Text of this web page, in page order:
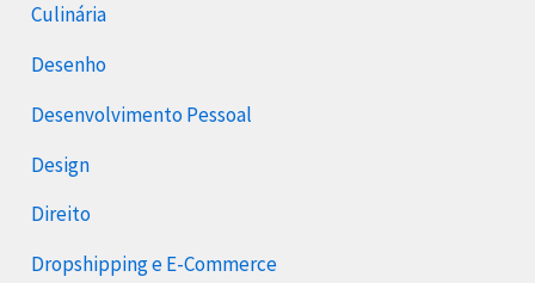
Culinária
Desenho
Desenvolvimento Pessoal
Design
Direito
Dropshipping e E-Commerce